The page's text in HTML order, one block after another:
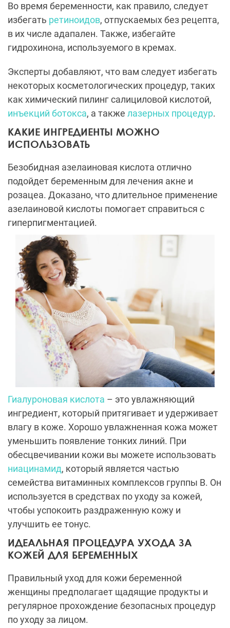
Во время беременности, как правило, следует
избегать ретиноидов, отпускаемых без рецепта,
в их числе адапален. Также, избегайте
гидрохинона, используемого в кремах.
Эксперты добавляют, что вам следует избегать
некоторых косметологических процедур, таких
как химический пилинг салициловой кислотой,
инъекций ботокса, а также лазерных процедур.
КАКИЕ ИНГРЕДИЕНТЫ МОЖНО
ИСПОЛЬЗОВАТЬ
Безобидная азелаиновая кислота отлично
подойдет беременным для лечения акне и
розацеа. Доказано, что длительное применение
азелаиновой кислоты помогает справиться с
гиперпигментацией.
Гиалуроновая кислота – это увлажняющий
ингредиент, который притягивает и удерживает
влагу в коже. Хорошо увлажненная кожа может
уменьшить появление тонких линий. При
обесцвечивании кожи вы можете использовать
ниацинамид, который является частью
семейства витаминных комплексов группы В. Он
используется в средствах по уходу за кожей,
чтобы успокоить раздраженную кожу и
улучшить ее тонус.
ИДЕАЛЬНАЯ ПРОЦЕДУРА УХОДА ЗА
КОЖЕЙ ДЛЯ БЕРЕМЕННЫХ
Правильный уход для кожи беременной
женщины предполагает щадящие продукты и
регулярное прохождение безопасных процедур
по уходу за лицом.